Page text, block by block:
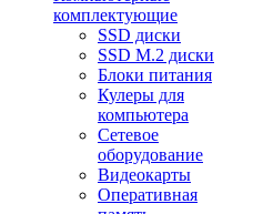
комплектующие
SSD диски
SSD M.2 диски
Блоки питания
Кулеры для
компьютера
Сетевое
оборудование
Видеокарты
Оперативная